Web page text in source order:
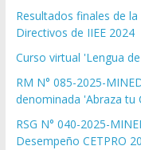
Resultados finales de
Directivos de IIEE 2024
Curso virtual 'Lengua
RM N° 085-2025-
denominada 'Abraza tu
RSG N° 040-2025-
Desempeño CETPRO